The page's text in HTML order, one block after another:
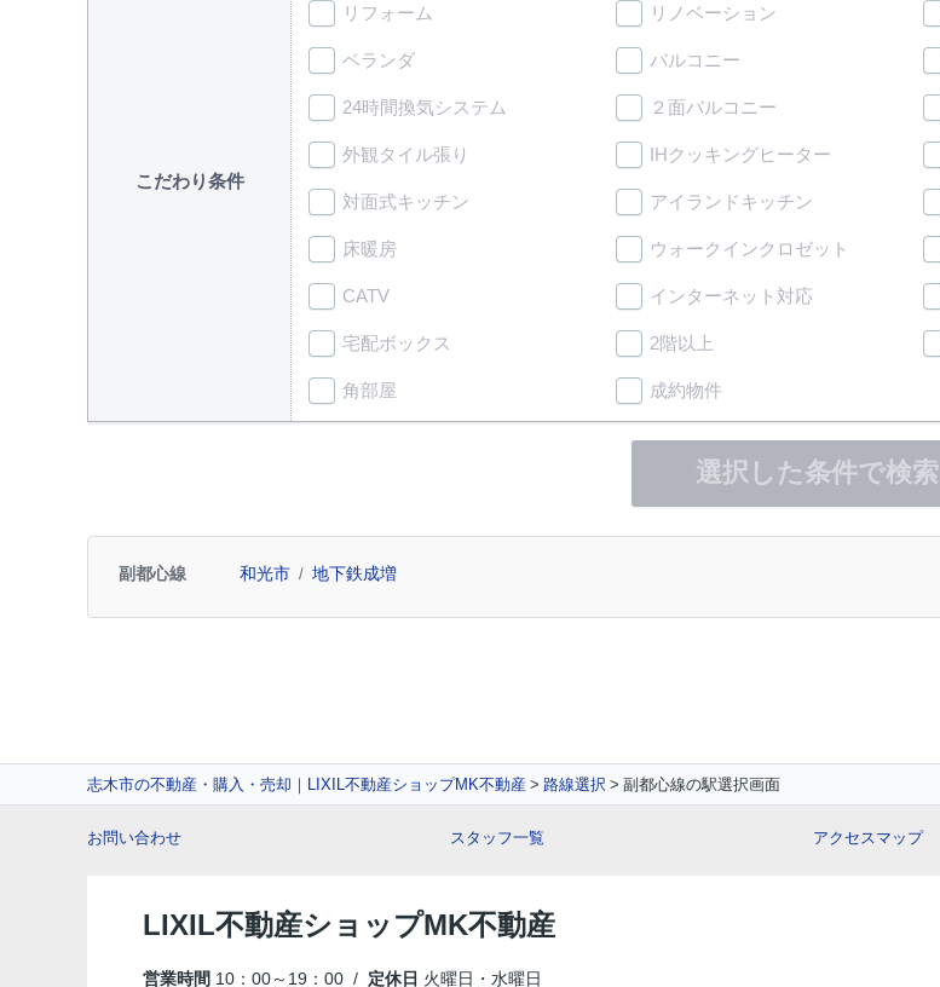
こだわり条件
リフォーム リノベーション
ベランダ バルコニー
24時間換気システム ２面バルコニー
外観タイル張り IHクッキングヒーター
対面式キッチン アイランドキッチン
床暖房 ウォークインクロゼット
CATV インターネット対応
宅配ボックス 2階以上
角部屋 成約物件
選択した条件で検索
副都心線 和光市 地下鉄成増
志木市の不動産・購入・売却｜LIXIL不動産ショップMK不動産 路線選択 副都心線の駅選択画面
お問い合わせ スタッフ一覧 アクセスマップ
LIXIL不動産ショップMK不動産
営業時間 10：00～19：00 / 定休日 火曜日・水曜日